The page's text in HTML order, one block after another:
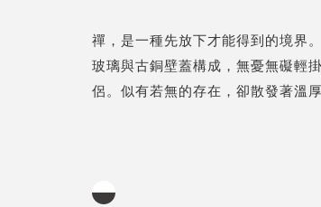
禪，是一種先放下才能得到的境界
玻璃與古銅壁蓋構成，無憂無礙輕
侶。似有若無的存在，卻散發著溫